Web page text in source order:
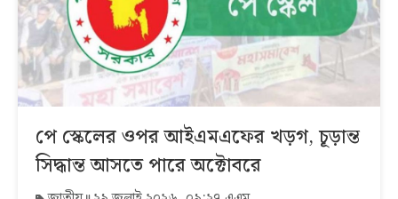
পে স্কেলের ওপর আইএমএফের খড়গ, চূড়ান্ত
সিদ্ধান্ত আসতে পারে অক্টোবরে